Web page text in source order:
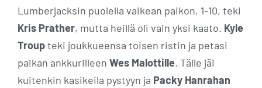
Lumberjacksin puolella vaikean paikon, 1-10, teki
Kris Prather, mutta heillä oli vain yksi kaato. Kyle
Troupteki joukkueensa toisen ristin ja petasi
paikan ankkurilleen Wes Malottille. Tälle jäi
kuitenkin kasikeila pystyyn ja Packy Hanrahan